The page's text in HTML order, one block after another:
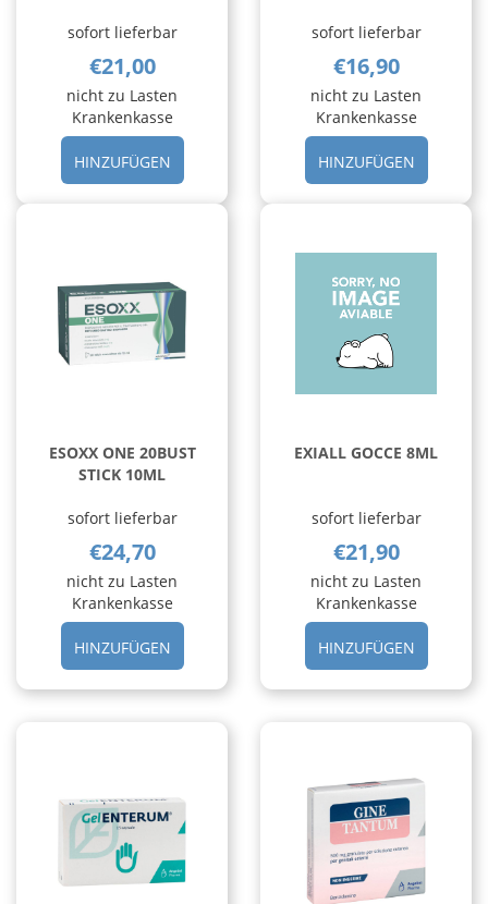
sofort lieferbar
€21,00
nicht zu Lasten
Krankenkasse
HINZUFÜGENHINZUFÜGEN ENTERELLE
PLUS
24CPS AL
sofort lieferbar
€16,90
nicht zu Lasten
Krankenkasse
HINZUFÜGEN
10BUST
ESOXX ONE 20BUST
STICK 10ML
sofort lieferbar
€24,70
nicht zu Lasten
Krankenkasse
HINZUFÜGENHINZUFÜGEN ESOXX
ONE
20BUST
EXIALL GOCCE 8ML
sofort lieferbar
€21,90
nicht zu Lasten
Krankenkasse
HINZUFÜGEN
GOCCE
8ML AL